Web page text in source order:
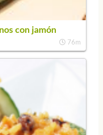
con jamón
76m